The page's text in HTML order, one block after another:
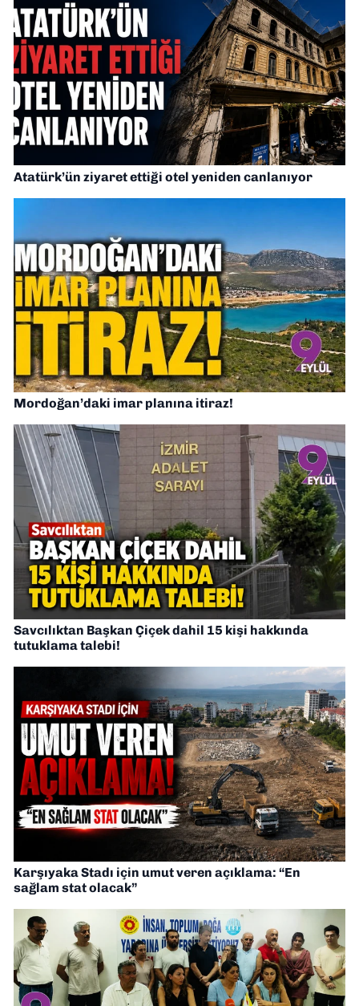
Atatürk’ün ziyaret ettiği otel yeniden canlanıyor
Mordoğan’daki imar planına itiraz!
Savcılıktan Başkan Çiçek dahil 15 kişi hakkında
tutuklama talebi!
Karşıyaka Stadı için umut veren açıklama: “En
sağlam stat olacak”